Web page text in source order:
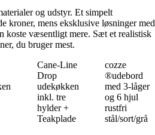
og udstyr. Et simpelt
kroner, mens eksklusive løsninger med
koste væsentligt mere. Sæt et realistisk
du bruger mest.
Cane-Line
Drop
udekøkken
inkl. tre
hylder +
Teakplade
cozze
®udebord
med 3-låger
og 6 hjul
rustfri
stål/sort/grå